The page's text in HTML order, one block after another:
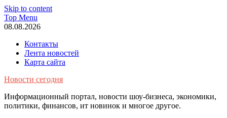
Skip to content
Top Menu
08.08.2026
Контакты
Лента новостей
Карта сайта
Новости сегодня
Информационный портал, новости шоу-бизнеса, экономики,
политики, финансов, ит новинок и многое другое.